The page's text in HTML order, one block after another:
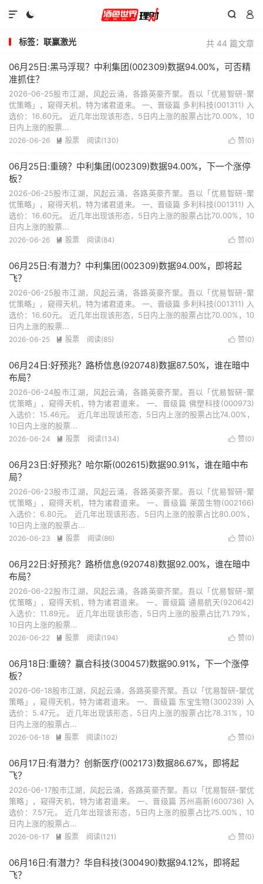
  

共 44 篇文章
标签：联赢激光
06月25日:黑马浮现？中利集团(002309)数据94.00%，可否精
准抓住？
2026-06-25股市江湖，风起云涌，各路英豪齐聚。吾以「优易智研-聚
优策略」，窥得天机，特为诸君道来。 一、晋级篇 多利科技(001311) 入
选价：16.60元。 近几年出现该形态，5日内上涨的股票占比70.00%，10
日内上涨的股票...
 赞(0)
2026-06-26  股票 阅读(130)
06月25日:重磅？中利集团(002309)数据94.00%，下一个涨停
板？
2026-06-25股市江湖，风起云涌，各路英豪齐聚。吾以「优易智研-聚
优策略」，窥得天机，特为诸君道来。 一、晋级篇 多利科技(001311) 入
选价：16.60元。 近几年出现该形态，5日内上涨的股票占比70.00%，10
日内上涨的股票...
 赞(0)
2026-06-26  股票 阅读(84)
06月25日:有潜力？中利集团(002309)数据94.00%，即将起
飞？
2026-06-25股市江湖，风起云涌，各路英豪齐聚。吾以「优易智研-聚
优策略」，窥得天机，特为诸君道来。 一、晋级篇 多利科技(001311) 入
选价：16.60元。 近几年出现该形态，5日内上涨的股票占比70.00%，10
日内上涨的股票...
 赞(0)
2026-06-25  股票 阅读(85)
06月24日:好预兆？路桥信息(920748)数据87.50%，谁在暗中
布局？
2026-06-24股市江湖，风起云涌，各路英豪齐聚。吾以「优易智研-聚
优策略」，窥得天机，特为诸君道来。 一、晋级篇 佛塑科技(000973)
入选价：15.46元。 近几年出现该形态，5日内上涨的股票占比74.00%，
10日内上涨的股票...
 赞(0)
2026-06-24  股票 阅读(134)
06月23日:好预兆？哈尔斯(002615)数据90.91%，谁在暗中布
局？
2026-06-23股市江湖，风起云涌，各路英豪齐聚。吾以「优易智研-聚
优策略」，窥得天机，特为诸君道来。 一、晋级篇 莱茵生物(002166)
入选价：6.80元。 近几年出现该形态，5日内上涨的股票占比80.00%，
10日内上涨的股票占...
 赞(0)
2026-06-23  股票 阅读(86)
06月22日:好预兆？路桥信息(920748)数据92.00%，谁在暗中
布局？
2026-06-22股市江湖，风起云涌，各路英豪齐聚。吾以「优易智研-聚
优策略」，窥得天机，特为诸君道来。 一、晋级篇 通易航天(920642)
入选价：11.89元。 近几年出现该形态，5日内上涨的股票占比71.79%，
10日内上涨的股票...
 赞(0)
2026-06-22  股票 阅读(194)
06月18日:重磅？赢合科技(300457)数据90.91%，下一个涨停
板？
2026-06-18股市江湖，风起云涌，各路英豪齐聚。吾以「优易智研-聚优
策略」，窥得天机，特为诸君道来。 一、晋级篇 东宝生物(300239) 入
选价：5.47元。 近几年出现该形态，5日内上涨的股票占比78.31%，10
日内上涨的股票占...
 赞(0)
2026-06-18  股票 阅读(102)
06月17日:有潜力？创新医疗(002173)数据86.67%，即将起
飞？
2026-06-17股市江湖，风起云涌，各路英豪齐聚。吾以「优易智研-聚优
策略」，窥得天机，特为诸君道来。 一、晋级篇 苏州高新(600736) 入
选价：7.57元。 近几年出现该形态，5日内上涨的股票占比75.00%，10
日内上涨的股票占...
 赞(0)
2026-06-17  股票 阅读(121)
06月16日:有潜力？华自科技(300490)数据94.12%，即将起
飞？